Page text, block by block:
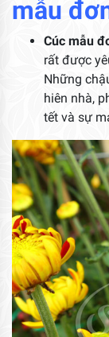
mẫu
Cúc mẫu
rất được
Những
hiên nhà,
tết và sự